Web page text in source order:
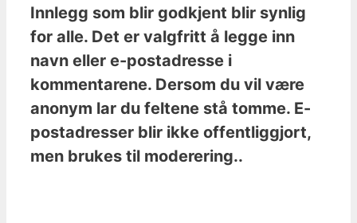
Innlegg som blir godkjent blir synlig
for alle. Det er valgfritt å legge inn
navn eller e-postadresse i
kommentarene. Dersom du vil være
anonym lar du feltene stå tomme. E-
postadresser blir ikke offentliggjort,
men brukes til moderering..